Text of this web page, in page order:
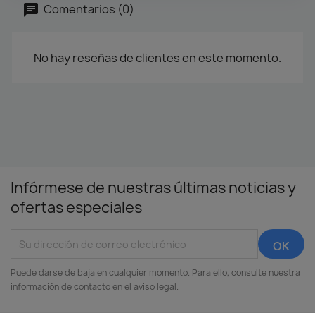
Comentarios (0)
No hay reseñas de clientes en este momento.
Infórmese de nuestras últimas noticias y
ofertas especiales
Puede darse de baja en cualquier momento. Para ello, consulte nuestra
información de contacto en el aviso legal.